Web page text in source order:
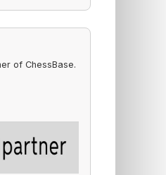
of ChessBase.